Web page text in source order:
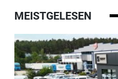
MEISTGELESEN